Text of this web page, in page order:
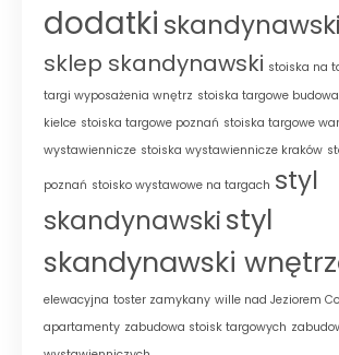
dodatki
sklep skandynawski stoiska na
targi wyposażenia wnętrz stoiska targowe budowa
kielce stoiska targowe poznań stoiska targowe
wystawiennicze stoiska wystawiennicze kraków
poznań stoisko wystawowe na targach styl
skandynawskistyl
skandynawski
elewacyjna toster zamykany wille nad Jeziorem
apartamenty zabudowa stoisk targowych